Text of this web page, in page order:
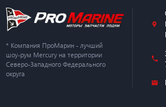
* Компания ПроМарин - лучший
шоу-рум Mercury на территории
Северо-Западного Федерального
округа